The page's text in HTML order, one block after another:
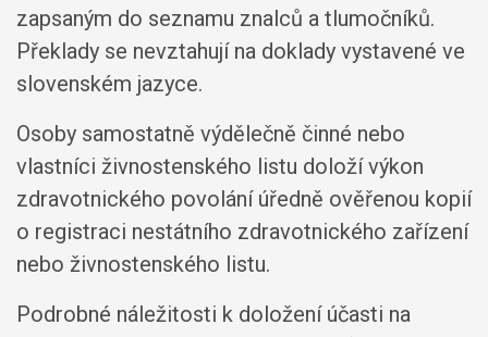
zapsaným do seznamu znalců a tlumočníků.
Překlady se nevztahují na doklady vystavené ve
slovenském jazyce.
Osoby samostatně výdělečně činné nebo
vlastníci živnostenského listu doloží výkon
zdravotnického povolání úředně ověřenou kopií
o registraci nestátního zdravotnického zařízení
nebo živnostenského listu.
Podrobné náležitosti k doložení účasti na